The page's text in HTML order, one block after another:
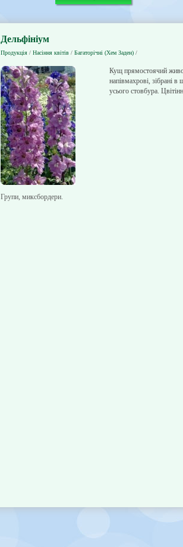
Дельфініум
Продукція / Насіння квітів / Багаторічні (Хем Заден) /
Кущ прямостоячий
напівмахрові, зібрані
усього стовбура.
Групи, миксбордери.